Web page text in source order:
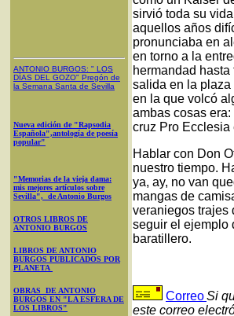
ANTONIO BURGOS: " LOS
DÍAS DEL GOZO" Pregón de
la Semana Santa de Sevilla
Nueva edición de "Rapsodia
Española",antología de poesía
popular"
"Memorias de la vieja dama:
mis mejores artículos sobre
Sevilla", de Antonio Burgos
OTROS LIBROS DE
ANTONIO BURGOS
LIBROS DE ANTONIO
BURGOS PUBLICADOS POR
PLANETA
OBRAS DE ANTONIO
BURGOS EN "LA ESFERA DE
LOS LIBROS"
sirvió toda su
aquellos años
pronunciaba en
en torno a la
hermandad
salida en la
en la que volcó
ambas cosas
cruz Pro Ecclesia
Hablar con Don
nuestro tiempo.
ya, ay, no van
mangas de
veraniegos trajes
seguir el ejemplo
baratillero.
CorreoSi
este correo